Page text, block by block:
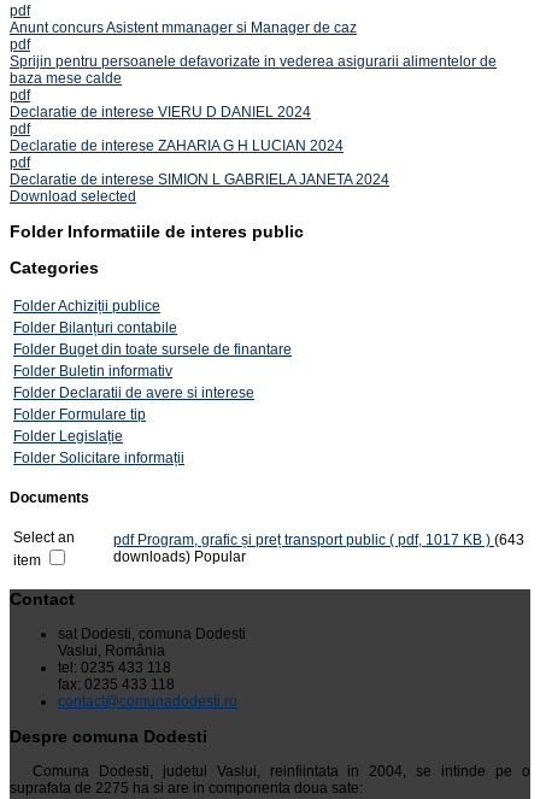
pdf
Anunt concurs Asistent mmanager si Manager de caz
pdf
Sprijin pentru persoanele defavorizate in vederea asigurarii alimentelor de
baza mese calde
pdf
Declaratie de interese VIERU D DANIEL 2024
pdf
Declaratie de interese ZAHARIA G H LUCIAN 2024
pdf
Declaratie de interese SIMION L GABRIELA JANETA 2024
Download selected
Folder Informatiile de interes public
Categories
FolderAchiziții publice
Folder Bilanțuri contabile
Folder Buget din toate sursele de finantare
Folder Buletin informativ
Folder Declaratii de avere si interese
Folder Formulare tip
Folder Legislație
Folder Solicitare informații
Documents
Select an
item
pdf Program, grafic și preț transport public ( pdf, 1017 KB ) (643
downloads) Popular
Contact
sat Dodesti, comuna Dodesti
Vaslui, România
tel: 0235 433 118
fax: 0235 433 118
contact@comunadodesti.ro
Despre comuna Dodesti
Comuna Dodesti, judetul Vaslui, reinfiintata in 2004, se intinde pe o
suprafata de 2275 ha si are in componenta doua sate: